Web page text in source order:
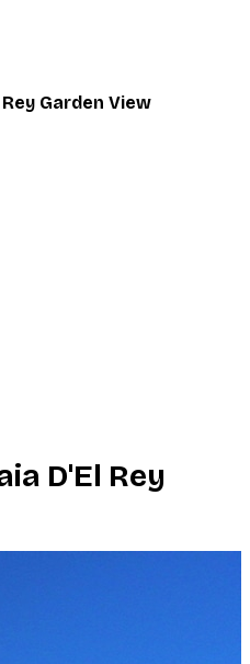
Garden View
D'El Rey